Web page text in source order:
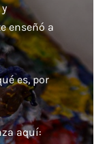
enseñó a
es, por
aquí: